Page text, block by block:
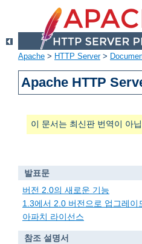
Apache > HTTP Server>
Apache HTTP
이 문서는 최신판 번역이 아
발표문
버전 2.0의 새로운 기능
1.3에서 2.0 버전으로 업그레이
아파치 라이선스
참조 설명서